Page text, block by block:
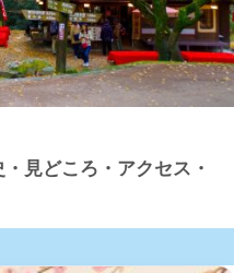
見どころ・アクセス・